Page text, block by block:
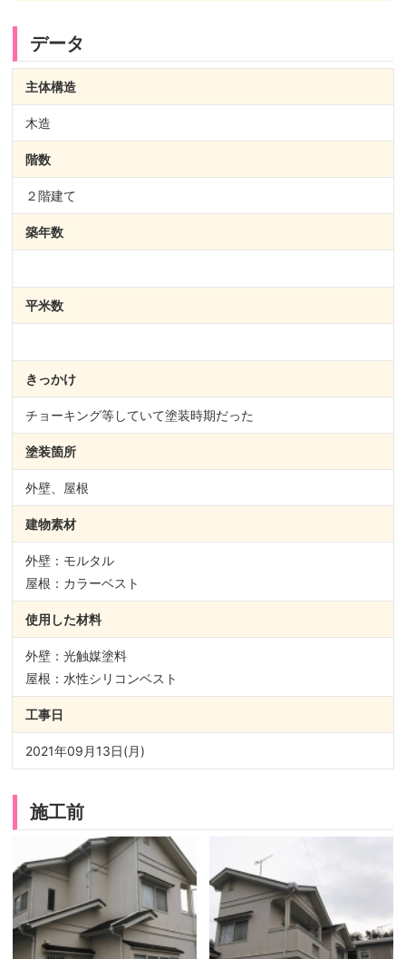
データ
主体構造
木造
階数
２階建て
築年数
平米数
きっかけ
チョーキング等していて塗装時期だった
塗装箇所
外壁、屋根
建物素材
外壁：モルタル
屋根：カラーベスト
使用した材料
外壁：光触媒塗料
屋根：水性シリコンベスト
工事日
2021年09月13日(月)
施工前